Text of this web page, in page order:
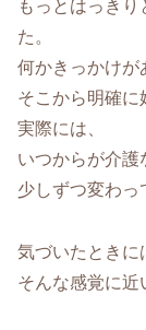
もっとはっき
た。
何かきっかけが
そこから明確に
実際には、
いつからが介護
少しずつ変わっ
気づいたときに
そんな感覚に近